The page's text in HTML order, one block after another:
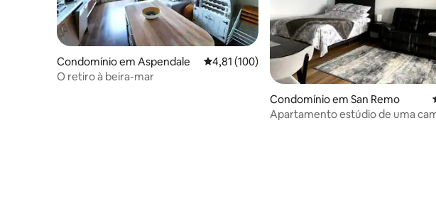
Condomínio em Aspendale Classificação média de 4,81 em 5 estrelas,
4,81 (100)
O retiro à beira-mar
Condomínio em San Remo
Apartamento estúdio de uma